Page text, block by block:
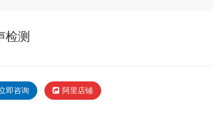
检测
即咨询 阿里店铺